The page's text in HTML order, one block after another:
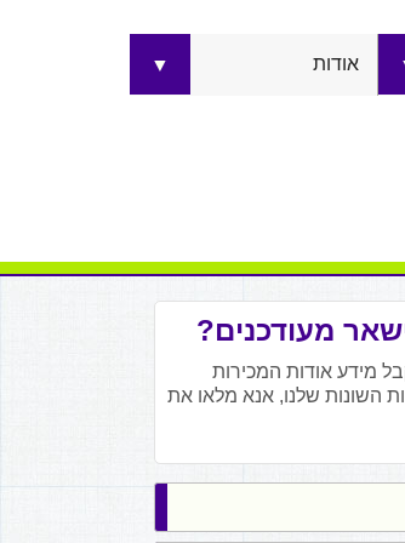
אודות ▼
מעודכנים?
מידע אודות המכירות
השונות שלנו, אנא מלאו את